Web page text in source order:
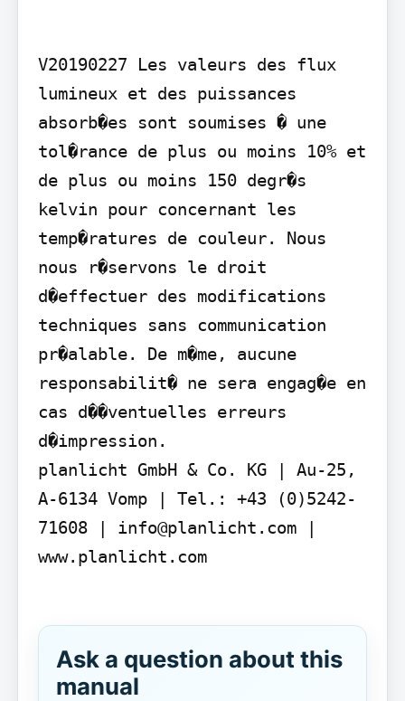
V20190227 Les valeurs des flux
lumineux et des puissances
absorb�es sont soumises � une
tol�rance de plus ou moins 10% et
de plus ou moins 150 degr�s
kelvin pour concernant les
temp�ratures de couleur. Nous
nous r�servons le droit
d�effectuer des modifications
techniques sans communication
pr�alable. De m�me, aucune
responsabilit� ne sera engag�e en
cas d��ventuelles erreurs
d�impression.
planlicht GmbH & Co. KG | Au-25,
A-6134 Vomp | Tel.: +43 (0)5242-
71608 | info@planlicht.com |
www.planlicht.com
Ask a question about this
manual